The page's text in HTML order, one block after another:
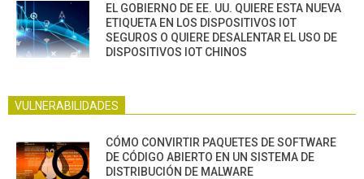
EL GOBIERNO DE EE. UU. QUIERE ESTA NUEVA
ETIQUETA EN LOS DISPOSITIVOS IOT
SEGUROS O QUIERE DESALENTAR EL USO DE
DISPOSITIVOS IOT CHINOS
VULNERABILIDADES
CÓMO CONVIRTIR PAQUETES DE SOFTWARE
DE CÓDIGO ABIERTO EN UN SISTEMA DE
DISTRIBUCIÓN DE MALWARE